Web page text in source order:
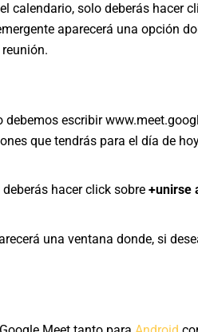
calendario, solo deberás hacer
aparecerá una opción
escribir
que tendrás para el día de
hacer click sobre +unirse
una ventana donde, si